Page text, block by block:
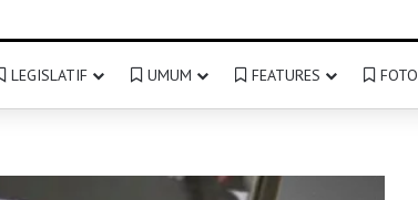
LEGISLATIF UMUM FEATURES FOTO